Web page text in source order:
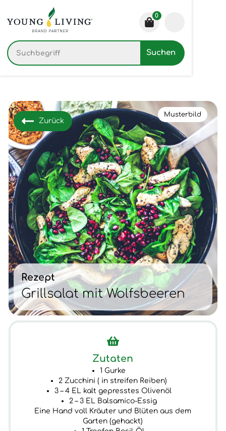
0
Musterbild
Rezept
Grillsalat mit Wolfsbeeren
Zurück
Zutaten
1 Gurke
2 Zucchini ( in streifen Reiben)
3 – 4 EL kalt gepresstes Olivenöl
2 – 3 EL Balsamico-Essig
Eine Hand voll Kräuter und Blüten aus dem
Garten (gehackt)